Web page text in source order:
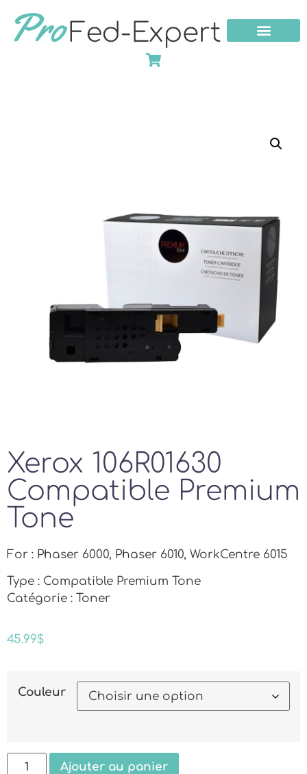
Xerox 106R01630
Compatible Premium
Tone
For : Phaser 6000, Phaser 6010, WorkCentre 6015
Type : Compatible Premium Tone
Catégorie : Toner
45.99$
Couleur
Ajouter au panier